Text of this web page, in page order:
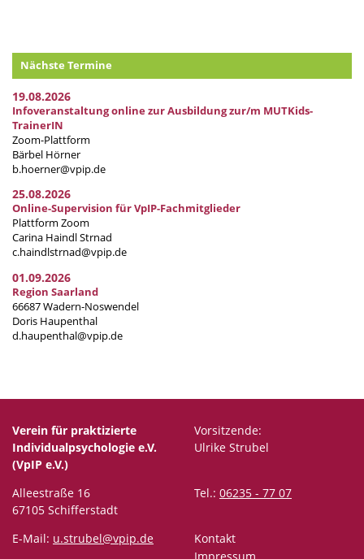
Nächste Termine
19.08.2026
Infoveranstaltung online zur Ausbildung zur/m MUTKids-
TrainerIN
Zoom-Plattform
Bärbel Hörner
b.hoerner@vpip.de
25.08.2026
Online-Supervision für VpIP-Fachmitglieder
Plattform Zoom
Carina Haindl Strnad
c.haindlstrnad@vpip.de
01.09.2026
Region Saarland
66687 Wadern-Noswendel
Doris Haupenthal
d.haupenthal@vpip.de
Verein für praktizierte
Individualpsychologie e.V.
(VpIP e.V.)
Vorsitzende:
Ulrike Strubel
Alleestraße 16
67105 Schifferstadt
Tel.: 06235 - 77 07
E-Mail: u.strubel@vpip.de
Kontakt